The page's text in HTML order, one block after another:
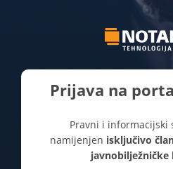
Prijava na
Pravni i informacijski
namijenjen isključivo
javnobilježničke